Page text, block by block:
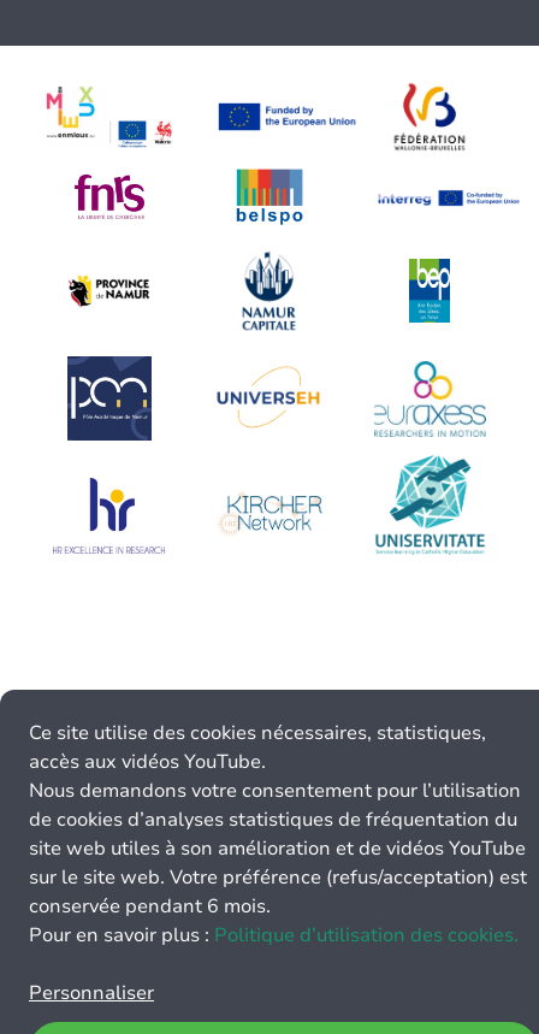
Ce site utilise des cookies nécessaires, statistiques,
accès aux vidéos YouTube.
Nous demandons votre consentement pour l’utilisation
de cookies d’analyses statistiques de fréquentation du
site web utiles à son amélioration et de vidéos YouTube
sur le site web. Votre préférence (refus/acceptation) est
conservée pendant 6 mois.
Pour en savoir plus : Politique d’utilisation des cookies.
Personnaliser